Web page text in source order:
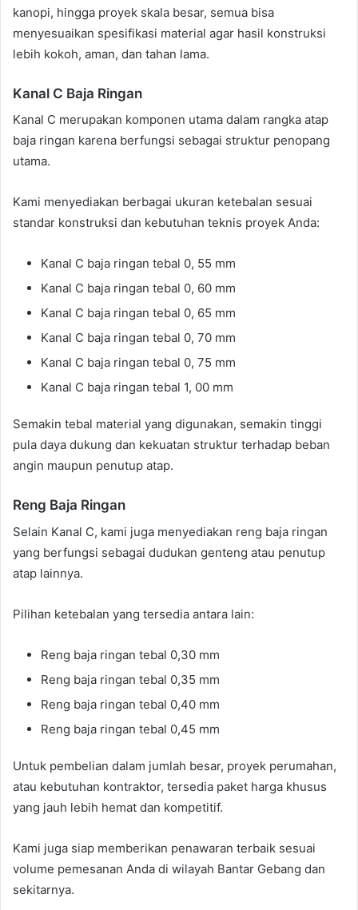
kanopi, hingga proyek skala besar, semua bisa
menyesuaikan spesifikasi material agar hasil konstruksi
lebih kokoh, aman, dan tahan lama.
Kanal C Baja Ringan
Kanal C merupakan komponen utama dalam rangka atap
baja ringan karena berfungsi sebagai struktur penopang
utama.
Kami menyediakan berbagai ukuran ketebalan sesuai
standar konstruksi dan kebutuhan teknis proyek Anda:
Kanal C baja ringan tebal 0, 55 mm
Kanal C baja ringan tebal 0, 60 mm
Kanal C baja ringan tebal 0, 65 mm
Kanal C baja ringan tebal 0, 70 mm
Kanal C baja ringan tebal 0, 75 mm
Kanal C baja ringan tebal 1, 00 mm
Semakin tebal material yang digunakan, semakin tinggi
pula daya dukung dan kekuatan struktur terhadap beban
angin maupun penutup atap.
Reng Baja Ringan
Selain Kanal C, kami juga menyediakan reng baja ringan
yang berfungsi sebagai dudukan genteng atau penutup
atap lainnya.
Pilihan ketebalan yang tersedia antara lain:
Reng baja ringan tebal 0,30 mm
Reng baja ringan tebal 0,35 mm
Reng baja ringan tebal 0,40 mm
Reng baja ringan tebal 0,45 mm
Untuk pembelian dalam jumlah besar, proyek perumahan,
atau kebutuhan kontraktor, tersedia paket harga khusus
yang jauh lebih hemat dan kompetitif.
Kami juga siap memberikan penawaran terbaik sesuai
volume pemesanan Anda di wilayah Bantar Gebang dan
sekitarnya.